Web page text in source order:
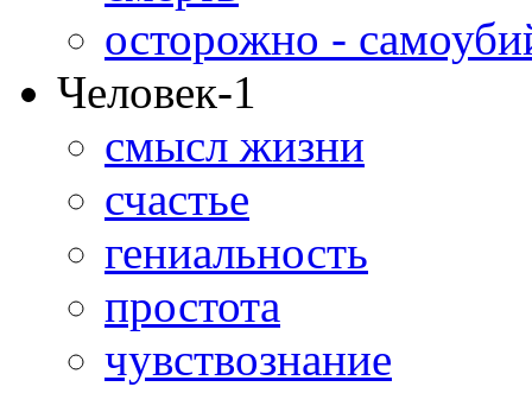
осторожно -
Человек-1
смысл жизни
счастье
гениальность
простота
чувствознание